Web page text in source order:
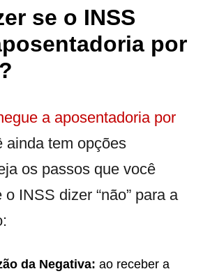
se o INSS
por
a aposentadoria por
ainda tem opções
os passos que você
INSS dizer “não” para a
da Negativa: ao receber a